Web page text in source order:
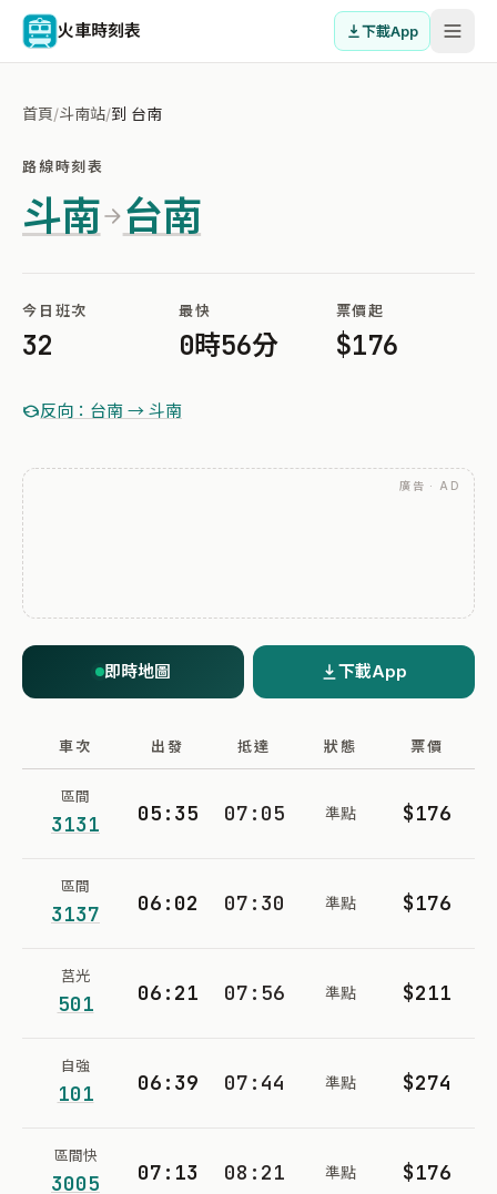
火車時刻表 下載App
首頁/斗南站/到 台南
路線時刻表
斗南 台南
今日班次
32
最快
0時56分
票價起
$176
反向：台南 → 斗南
廣告 · AD
即時地圖 下載App
車次 出發 抵達 狀態 票價
區間
3131 05:35 07:05 準點 $176
區間
3137 06:02 07:30 準點 $176
莒光
501 06:21 07:56 準點 $211
自強
101 06:39 07:44 準點 $274
區間快
3005 07:13 08:21 準點 $176